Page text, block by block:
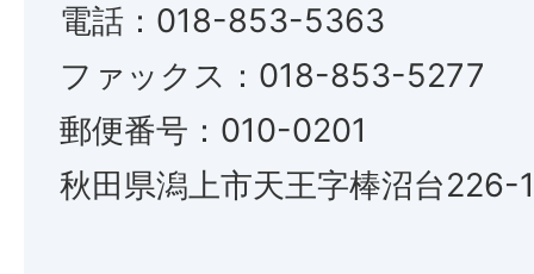
電話：018-853-5363
ファックス：018-853-5277
郵便番号：010-0201
秋田県潟上市天王字棒沼台226-1